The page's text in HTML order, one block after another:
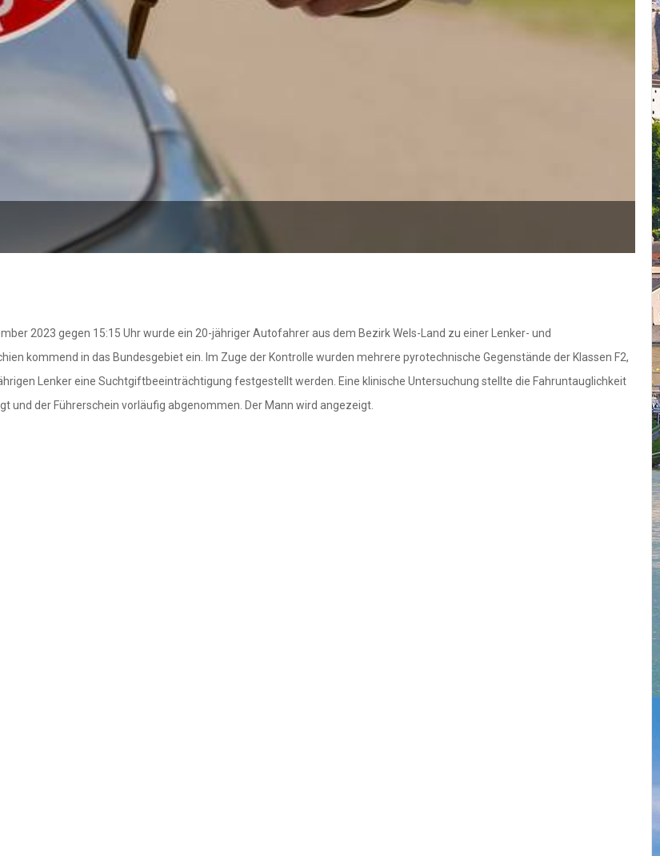
2023 gegen 15:15 Uhr wurde ein 20-jähriger Autofahrer aus dem Bezirk Wels-Land zu einer Lenker- und
kommend in das Bundesgebiet ein. Im Zuge der Kontrolle wurden mehrere pyrotechnische Gegenstände der Klassen F2,
Lenker eine Suchtgiftbeeinträchtigung festgestellt werden. Eine klinische Untersuchung stellte die Fahruntauglichkeit
und der Führerschein vorläufig abgenommen. Der Mann wird angezeigt.